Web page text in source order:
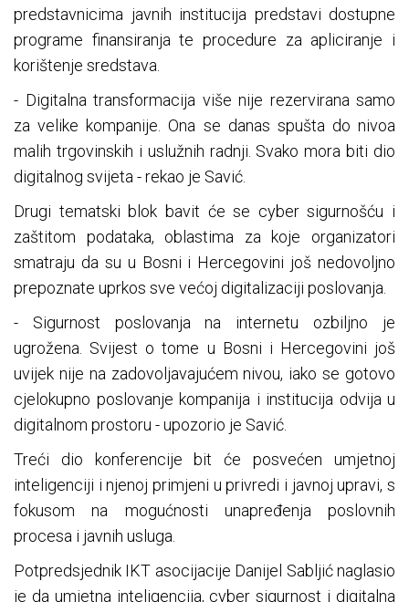
predstavnicima javnih institucija predstavi dostupne
programe finansiranja te procedure za apliciranje i
korištenje sredstava.
- Digitalna transformacija više nije rezervirana samo
za velike kompanije. Ona se danas spušta do nivoa
malih trgovinskih i uslužnih radnji. Svako mora biti dio
digitalnog svijeta - rekao je Savić.
Drugi tematski blok bavit će se cyber sigurnošću i
zaštitom podataka, oblastima za koje organizatori
smatraju da su u Bosni i Hercegovini još nedovoljno
prepoznate uprkos sve većoj digitalizaciji poslovanja.
- Sigurnost poslovanja na internetu ozbiljno je
ugrožena. Svijest o tome u Bosni i Hercegovini još
uvijek nije na zadovoljavajućem nivou, iako se gotovo
cjelokupno poslovanje kompanija i institucija odvija u
digitalnom prostoru - upozorio je Savić.
Treći dio konferencije bit će posvećen umjetnoj
inteligenciji i njenoj primjeni u privredi i javnoj upravi, s
fokusom na mogućnosti unapređenja poslovnih
procesa i javnih usluga.
Potpredsjednik IKT asocijacije Danijel Sabljić naglasio
je da umjetna inteligencija, cyber sigurnost i digitalna